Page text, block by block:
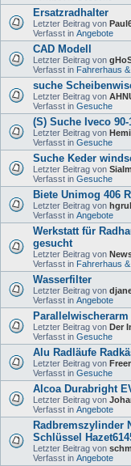
Ersatzradhalter
Letzter Beitrag von
Verfasst in Angebote
CAD Modell
Letzter Beitrag von
Verfasst in Fahrerhaus
suche
Letzter Beitrag von
Verfasst in Gesuche
(S) Suche Iveco
Letzter Beitrag von Hemi
Verfasst in Gesuche
Suche Keder
Letzter Beitrag von Sialm
Verfasst in Gesuche
Biete Unimog 406
Letzter Beitrag von
Verfasst in Angebote
Werkstatt für
gesucht
Letzter Beitrag von
Verfasst in Fahrerhaus
Wasserfilter
Letzter Beitrag von
Verfasst in Angebote
Parallelwischerarm
Letzter Beitrag von Der
Verfasst in Gesuche
Alu Radläufe
Letzter Beitrag von
Verfasst in Gesuche
Alcoa Durabright
Letzter Beitrag von
Verfasst in Angebote
Radbremszylinder
Schlüssel
Letzter Beitrag von
Verfasst in Angebote